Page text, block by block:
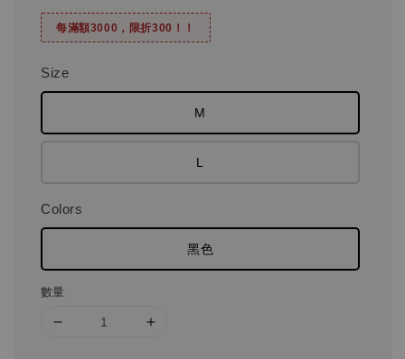
每滿額3000，限折300！！
Size
M
L
Colors
黑色
數量